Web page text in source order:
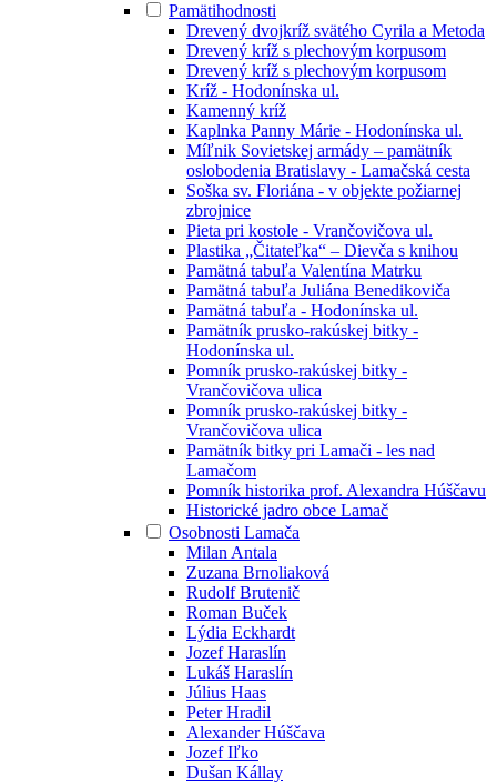
Pamätihodnosti
Drevený dvojkríž svätého Cyrila a Metoda
Drevený kríž s plechovým korpusom
Drevený kríž s plechovým korpusom
Kríž - Hodonínska ul.
Kamenný kríž
Kaplnka Panny Márie - Hodonínska ul.
Míľnik Sovietskej armády – pamätník
oslobodenia Bratislavy - Lamačská cesta
Soška sv. Floriána - v objekte požiarnej
zbrojnice
Pieta pri kostole - Vrančovičova ul.
Plastika „Čitateľka“ – Dievča s knihou
Pamätná tabuľa Valentína Matrku
Pamätná tabuľa Juliána Benedikoviča
Pamätná tabuľa - Hodonínska ul.
Pamätník prusko-rakúskej bitky -
Hodonínska ul.
Pomník prusko-rakúskej bitky -
Vrančovičova ulica
Pomník prusko-rakúskej bitky -
Vrančovičova ulica
Pamätník bitky pri Lamači - les nad
Lamačom
Pomník historika prof. Alexandra Húščavu
Historické jadro obce Lamač
Osobnosti Lamača
Milan Antala
Zuzana Brnoliaková
Rudolf Brutenič
Roman Buček
Lýdia Eckhardt
Jozef Haraslín
Lukáš Haraslín
Július Haas
Peter Hradil
Alexander Húščava
Jozef Iľko
Dušan Kállay